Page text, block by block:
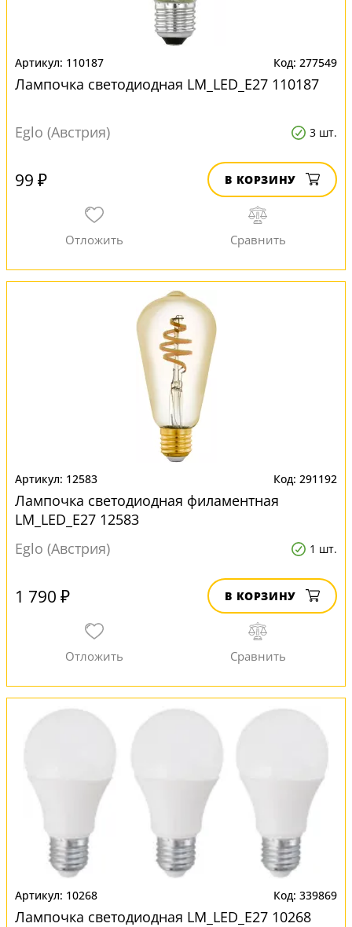
110187 277549
Лампочка светодиодная LM_LED_E27 110187
Eglo (Австрия) 3 шт.
99 ₽ В КОРЗИНУ
12583 291192
Лампочка светодиодная филаментная
LM_LED_E27 12583
Eglo (Австрия)
1 шт.
1 790 ₽ В КОРЗИНУ
10268 339869
Лампочка светодиодная LM_LED_E27 10268